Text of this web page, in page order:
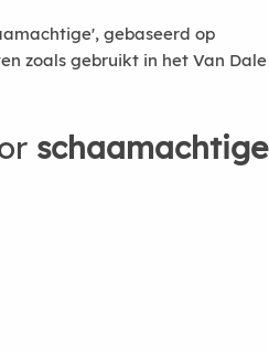
gebaseerd op
zoals gebruikt in het Van Dale
schaamachtige